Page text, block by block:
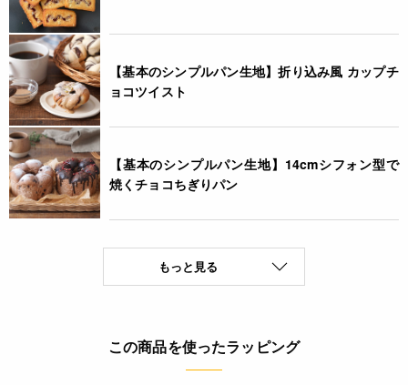
【基本のシンプルパン生地】折り込み風 カップチ
ョコツイスト
【基本のシンプルパン生地】14cmシフォン型で
焼くチョコちぎりパン
もっと見る
この商品を使ったラッピング